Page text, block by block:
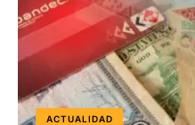
ACTUALIDAD